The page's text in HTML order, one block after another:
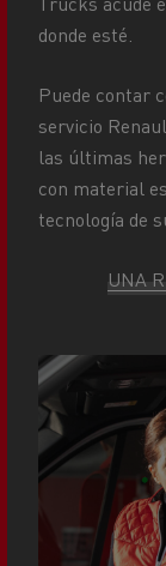
donde esté.
Puede contar
servicio
las últimas
con material
tecnología de
UNA